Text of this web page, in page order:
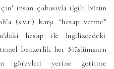
insan çabasıyla ilgili bütün
(s.v.t.) karşı “hesap verme”
hesap ile İngilizcedeki
benzerlik her Müslümanın
görevleri yerine getirme